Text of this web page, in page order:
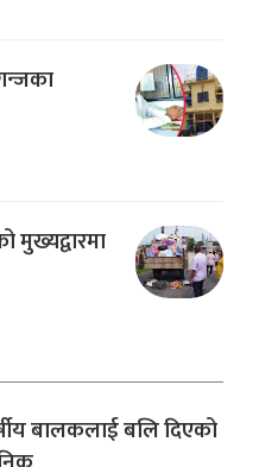
मुख्यद्वारमा
बालकलाई बलि दिएको